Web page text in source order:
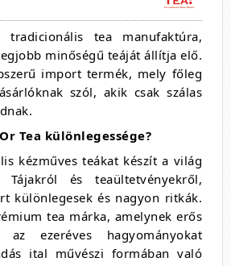
tradicionális tea manufaktúra,
minőségű teáját állítja elő.
import termék, mely főleg
szól, akik csak szálas
Tea különlegessége?
kézműves teákat készít a világ
és teaültetvényekről,
különlegesek és nagyon ritkák.
tea márka, amelynek erős
ezeréves hagyományokat
ital művészi formában való